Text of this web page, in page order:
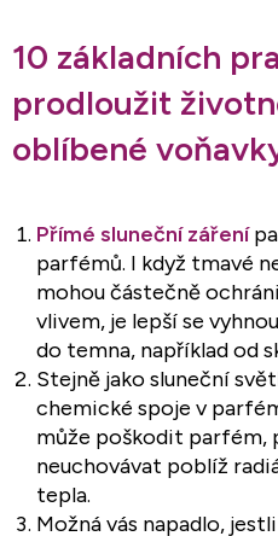
10 základních
prodloužit
oblíbené
Přímé sluneční záření
parfémů. I když tmavé
mohou částečně
vlivem, je lepší se
do temna, například od
Stejně jako sluneční
chemické spoje v
může poškodit parfém,
neuchovávat poblíž
tepla.
Možná vás napadlo,